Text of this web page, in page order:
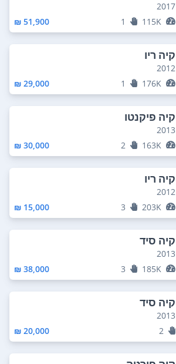
2017
115K
1
51,900 ₪
קיה ריו
2012
176K
1
29,000 ₪
קיה פיקנטו
2013
163K
2
30,000 ₪
קיה ריו
2012
203K
3
15,000 ₪
קיה סיד
2013
185K
3
38,000 ₪
קיה סיד
2013
2
20,000 ₪